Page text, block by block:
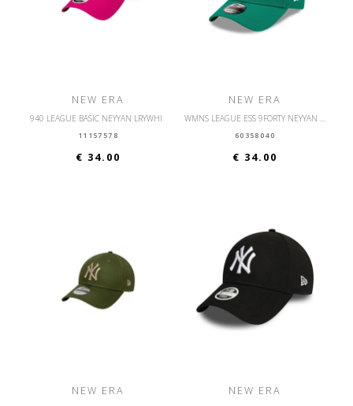
NEW ERA
940 LEAGUE BASIC NEYYAN LRYWHI
11157578
€ 34.00
NEW ERA
WMNS LEAGUE ESS 9FORTY NEYYAN KGRWHI
60358040
€ 34.00
NEW ERA NEW ERA